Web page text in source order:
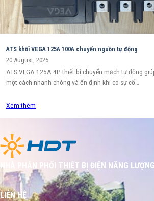
ATS khối VEGA 125A 100A chuyển nguồn tự động
20 August, 2025
ATS VEGA 125A 4P thiết bị chuyển mạch tự động
một cách nhanh chóng và ổn định khi có sự cố…
Xem thêm
NHÀ PHÂN PHỐI THIẾT BỊ ĐIỆN NĂNG
LIÊN HỆ